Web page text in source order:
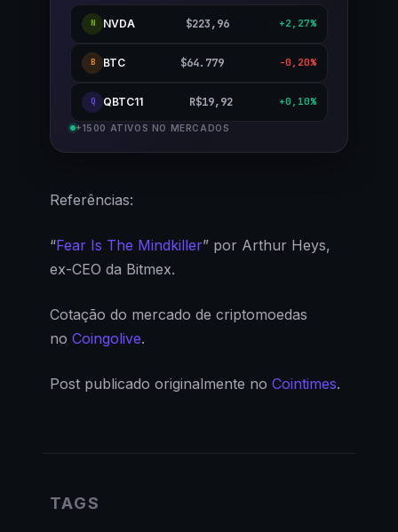
N NVDA $223,96 +2,27%
B BTC $64.779 -0,20%
Q QBTC11 R$19,92 +0,10%
+1500 ATIVOS NO MERCADOS
Referências:
“Fear Is The Mindkiller” por Arthur Heys,
ex-CEO da Bitmex.
Cotação do mercado de criptomoedas
no Coingolive.
Post publicado originalmente no Cointimes.
TAGS